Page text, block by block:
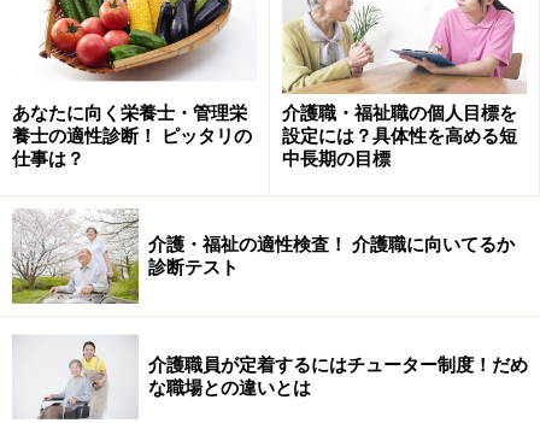
金は払いたくない。ところが今回の報酬改定では、経験
豊富で資格をもったスタッフがたくさんいるレストラン
には、味や快適さを問わず高い収入が保障されるという
ことにもなりうるのです」
堀田さんも専門委員として参加していた、厚生労働省社
会保障審議会介護給付費分科会が2009年12月に発表した
「平成21年度介護報酬改定に関する審議報告」
には、
「今後の方向性」として「介護サービスの質の評価が可
能と考えられる指標について、検討を行うこと」が明記
されました。
あなたに向く栄養士・管理栄
養士の適性診断！ ピッタリの
仕事は？
介護職・福祉職の個人目標を
設定には？具体性を高める短
中長期の目標
介護・福祉の適性検査！ 介護職に向いてるか
診断テスト
介護職員が定着するにはチューター制度！だめ
な職場との違いとは